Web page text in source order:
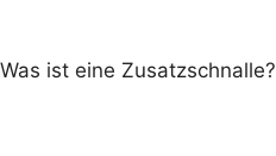
Was ist eine Zusatzschnalle?